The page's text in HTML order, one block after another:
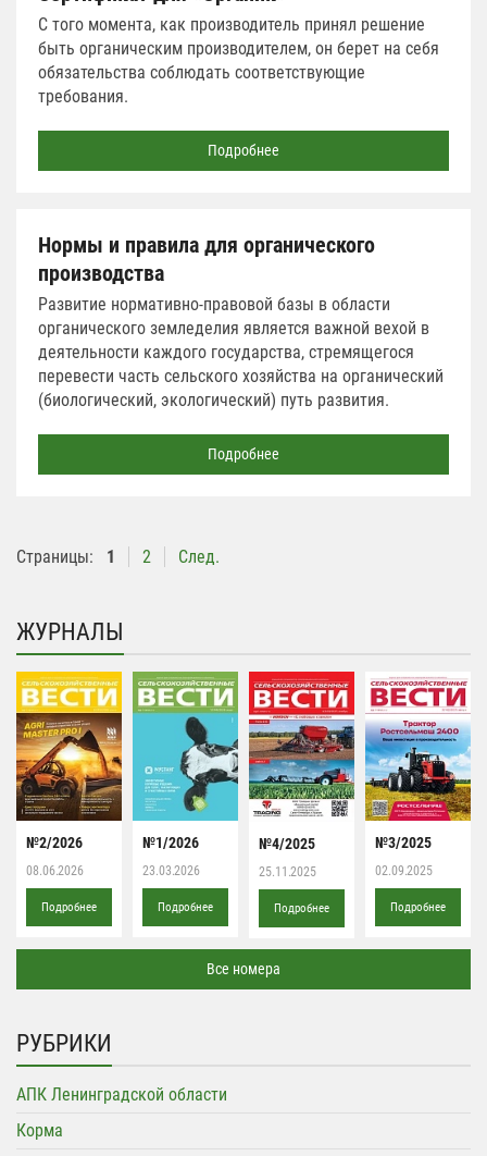
С того момента, как производитель принял решение
быть органическим производителем, он берет на себя
обязательства соблюдать соответствующие
требования.
Подробнее
Нормы и правила для органического
производства
Развитие нормативно-правовой базы в области
органического земледелия является важной вехой в
деятельности каждого государства, стремящегося
перевести часть сельского хозяйства на органический
(биологический, экологический) путь развития.
Подробнее
Страницы: 1 2 След.
ЖУРНАЛЫ
№2/2026
08.06.2026
Подробнее
№1/2026
23.03.2026
Подробнее
№4/2025
25.11.2025
Подробнее
№3/2025
02.09.2025
Подробнее
Все номера
РУБРИКИ
АПК Ленинградской области
Корма